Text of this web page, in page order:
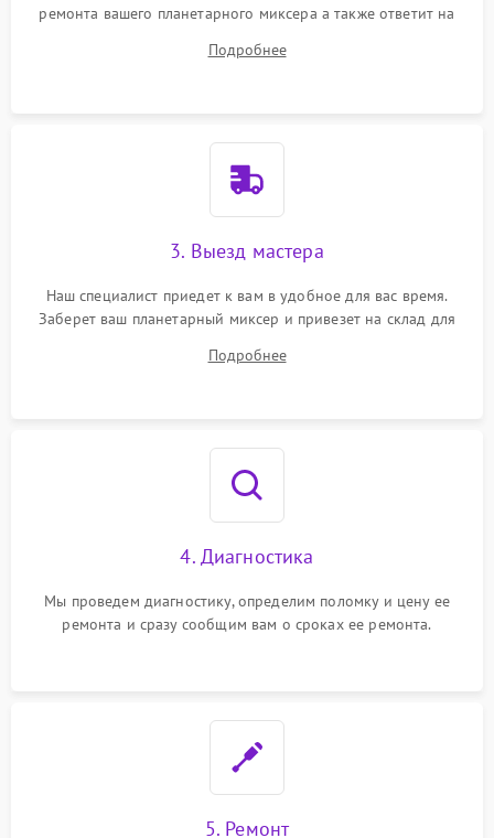
ремонта вашего планетарного миксера а также ответит на
Подробнее
3. Выезд мастера
Наш специалист приедет к вам в удобное для вас время.
Заберет ваш планетарный миксер и привезет на склад для
Подробнее
4. Диагностика
Мы проведем диагностику, определим поломку и цену ее
ремонта и сразу сообщим вам о сроках ее ремонта.
5. Ремонт